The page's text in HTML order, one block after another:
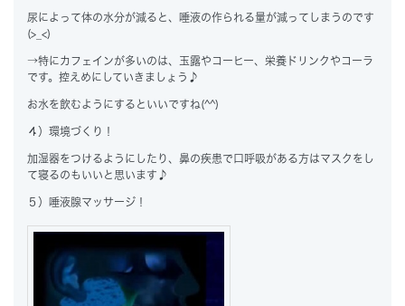
尿によって体の水分が減ると、唾液の作られる量が減ってしまうのです
(>_<)
→特にカフェインが多いのは、玉露やコーヒー、栄養ドリンクやコーラ
です。控えめにしていきましょう♪
お水を飲むようにするといいですね(^^)
４）環境づくり！
加湿器をつけるようにしたり、鼻の疾患で口呼吸がある方はマスクをし
て寝るのもいいと思います♪
５）唾液腺マッサージ！